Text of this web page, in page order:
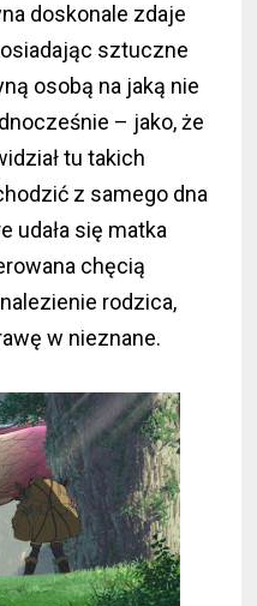
doskonale zdaje
sztuczne
osobą na jaką nie
– jako, że
tu takich
z samego dna
udała się matka
chęcią
rodzica,
w nieznane.